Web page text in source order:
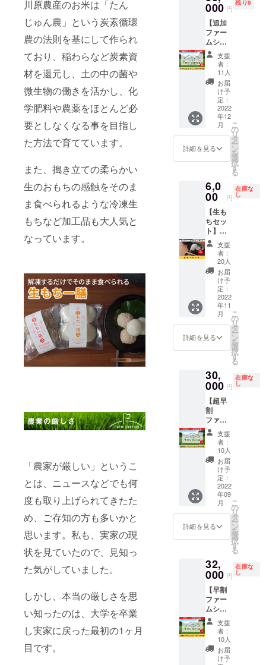
川原農産のお米は「たん
じゅん農」という炭素循環
農の法則を基にして作られ
ており、稲わらなど炭素資
材を還元し、土の中の菌や
微生物の働きを活かし、化
学肥料や農薬をほとんど必
要としなくなる事を目指し
た方法で育てています。
また、搗き立ての柔らかい
生のおもちの感触をそのま
ま食べられるような冷凍生
もちなど加工品も大人気と
なっています。
「農家が厳しい」というこ
とは、ニュースなどでも何
度も取り上げられてきたた
め、ご存知の方も多いかと
思います。私も、実家の現
状を見ていたので、見知っ
た気がしていました。
しかし、本当の厳しさを思
い知ったのは、大学を卒業
し実家に戻った最初の1ヶ月
目です。
みのお
値段で
す。
年
産：
2021年
産 内容
量：5㎏
調製時
期：適
者：(有)
川原農
産 石川
県輪島
市町野
町佐野
番地 ※
送料込
す。
有効期
限は
2022年
11月〜
2023年
8月とな
りま
す。
す。 ※
参加方
法など
詳細は
メール
にてご
連絡さ
せてい
ただき
ます。
業名、
企業の
ホーム
ページ
のリン
クを掲
載させ
ていた
だきま
す。 あ
なたの
企業名
を川原
農産の
HPで
PRでき
warano
usan.co
m/ ※掲
載内容
はメー
ルにて
打合せ
させて
いただ
きま
す。 ※
ネット
ワーク
販売や
企業イ
メージ
が相違
お断り
させて
いただ
く場合
があり
ます。
お断り
させて
いただ
いた場
合にお
いても
返金は
いたし
かねま
掲載期
間は
ら1年間
です。
※20社さ
ま限定
です。
000 円
残り9
【追加
ファー
ムシェ
アリン
グオー
ナー
権】 好
評につ
ファー
ムシェ
アリン
グのリ
ターン
を追加
しまし
お米の
発送は
12月に
なりま
す。 川
原農産
の田ん
ぼ1口
100平米
のオー
ナーに
なれる
権利で
す。 ～
オー
ナー特
典～ ●
㎏以上)
豊作時
は口数
に応じ
て按分
加算。
●農場主
と言え
る権
利。 ●
共有農
場主と
して、
農作業
に参加
でき
る。 ●
験の場
として
活用で
きる。
事業者
の場
合、社
員で農
作業体
験(田植
え・草
支援
者：
11人
お届
け予
定：
2022
年12
月
詳細を見る
こ
の
リ
タ
ー
ン
を
選
択
す
る
6,0
00 円
在庫な
し
【生も
ちセッ
ト】
ファス
ティン
グ米で
作った
生もち
をお届
けしま
す。 自
然解凍
で加熱
なしで
食べら
れるつ
の柔ら
かさで
す。 一
口サイ
ズ50個
入りと
お雑煮
サイズ
15個入
りの
セット
になり
ます。
■生もち
一膳(し
ろ)小50
個 名
名：も
ち米(石
川県
産)、塩
内容
量：
1250g
賞味期
限：
2023年
6月25日
支援
者：
20人
お届
け予
定：
2022
年11
月
詳細を見る
こ
の
リ
タ
ー
ン
を
選
択
す
る
30,
000 円
在庫な
し
【超早
割
ファー
ムシェ
アリン
グ オー
ナー
権】 川
原農産
の田ん
ぼ1口
100平米
のオー
ナーに
なれる
権利で
オー
ナー特
典～ ●
最低保
証量の
お米(45
㎏以上)
豊作時
は口数
に応じ
て按分
支援
者：
10人
お届
け予
定：
2022
年09
月
詳細を見る
こ
の
リ
タ
ー
ン
を
選
択
す
る
32,
000 円
在庫な
し
【早割
ファー
ムシェ
アリン
グ オー
ナー
権】 川
原農産
支援
者：
10人
お届
け予